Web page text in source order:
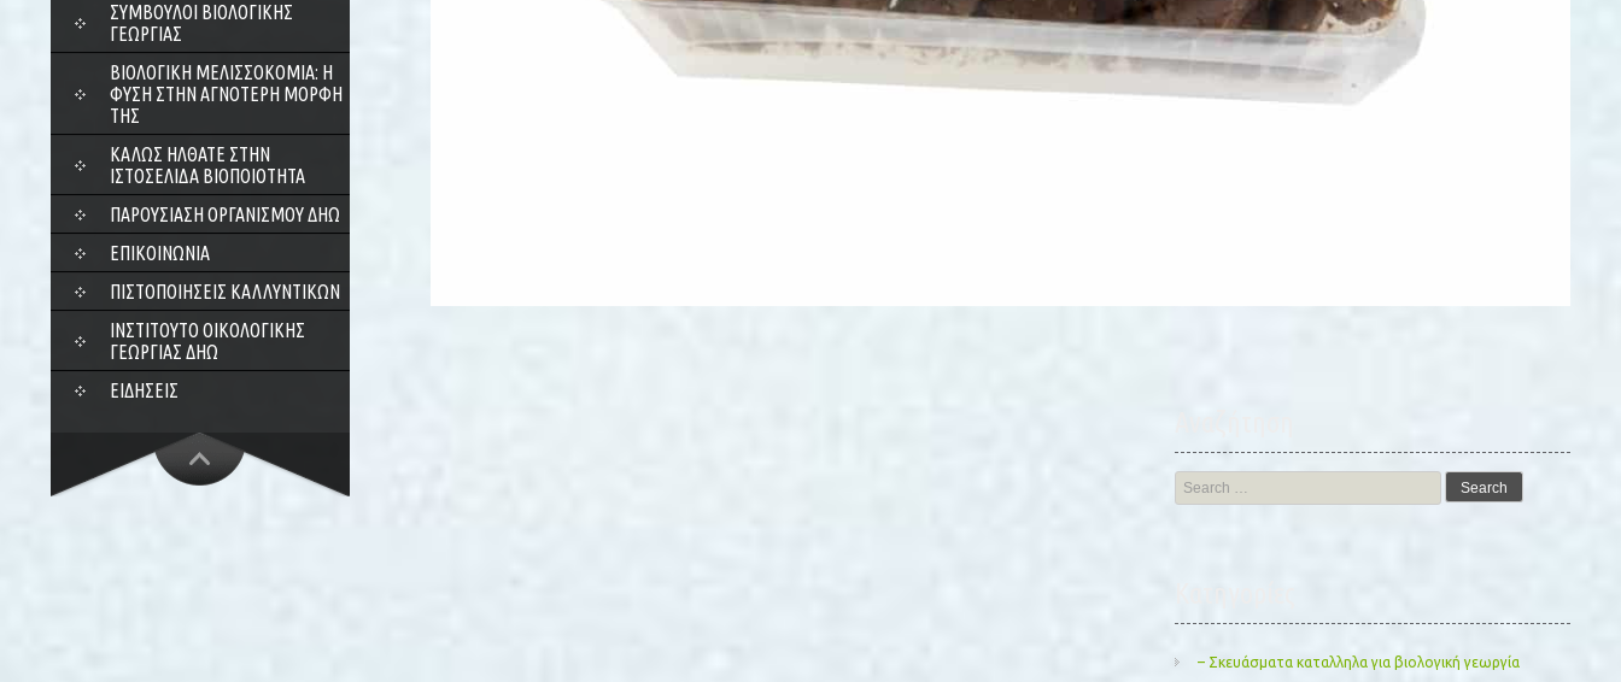
ΣΎΜΒΟΥΛΟΙ ΒΙΟΛΟΓΙΚΉΣ
ΓΕΩΡΓΊΑΣ
ΒΙΟΛΟΓΙΚΉ ΜΕΛΙΣΣΟΚΟΜΊΑ: Η
ΦΎΣΗ ΣΤΗΝ ΑΓΝΌΤΕΡΗ ΜΟΡΦΉ
ΤΗΣ
ΚΑΛΏΣ ΉΛΘΑΤΕ ΣΤΗΝ
ΙΣΤΟΣΕΛΊΔΑ ΒΙΟΠΟΙΌΤΗΤΑ
ΠΑΡΟΥΣΊΑΣΗ ΟΡΓΑΝΙΣΜΟΎ ΔΗΩ
ΕΠΙΚΟΙΝΩΝΊΑ
ΠΙΣΤΟΠΟΙΉΣΕΙΣ ΚΑΛΛΥΝΤΙΚΏΝ
ΙΝΣΤΙΤΟΎΤΟ ΟΙΚΟΛΟΓΙΚΉΣ
ΓΕΩΡΓΊΑΣ ΔΗΩ
ΕΙΔΉΣΕΙΣ
Search
for:
– Σκευάσματα καταλληλα για βιολογική γεωργία